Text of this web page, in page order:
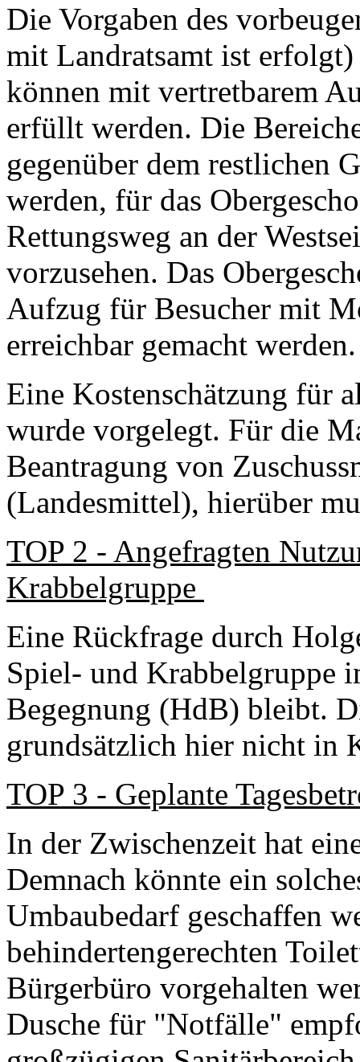
Die Vorgaben des
mit Landratsamt ist
können mit vertretbarem
erfüllt werden. Die
gegenüber dem restlichen
werden, für das
Rettungsweg an der
vorzusehen. Das
Aufzug für Besucher mit
erreichbar gemacht werden.
Eine Kostenschätzung für
wurde vorgelegt. Für die
Beantragung von
(Landesmittel), hierüber
TOP 2 - Angefragten
Krabbelgruppe
Eine Rückfrage durch
Spiel- und Krabbelgruppe
Begegnung (HdB) bleibt.
grundsätzlich hier nicht in
TOP 3 - Geplante
In der Zwischenzeit hat
Demnach könnte ein
Umbaubedarf geschaffen
behindertengerechten
Bürgerbüro vorgehalten
Dusche für "Notfälle"